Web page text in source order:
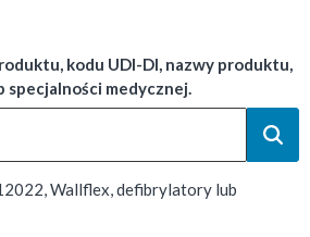
kodu UDI-DI, nazwy produktu,
medycznej.
Wallflex, defibrylatory lub